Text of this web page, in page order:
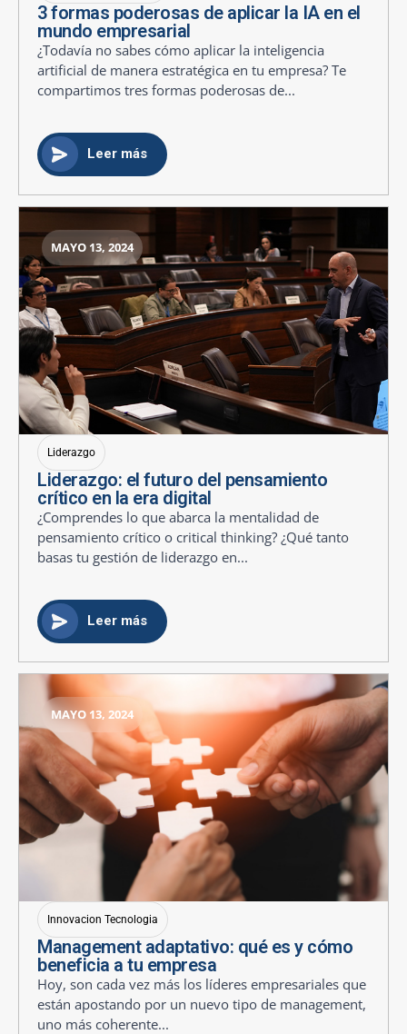
3 formas poderosas de aplicar la IA en el
mundo empresarial
¿Todavía no sabes cómo aplicar la inteligencia
artificial de manera estratégica en tu empresa? Te
compartimos tres formas poderosas de...
Leer más
MAYO 13, 2024
Liderazgo
Liderazgo: el futuro del pensamiento
crítico en la era digital
¿Comprendes lo que abarca la mentalidad de
pensamiento crítico o critical thinking? ¿Qué tanto
basas tu gestión de liderazgo en...
Leer más
MAYO 13, 2024
Innovacion Tecnologia
Management adaptativo: qué es y cómo
beneficia a tu empresa
Hoy, son cada vez más los líderes empresariales que
están apostando por un nuevo tipo de management,
uno más coherente...